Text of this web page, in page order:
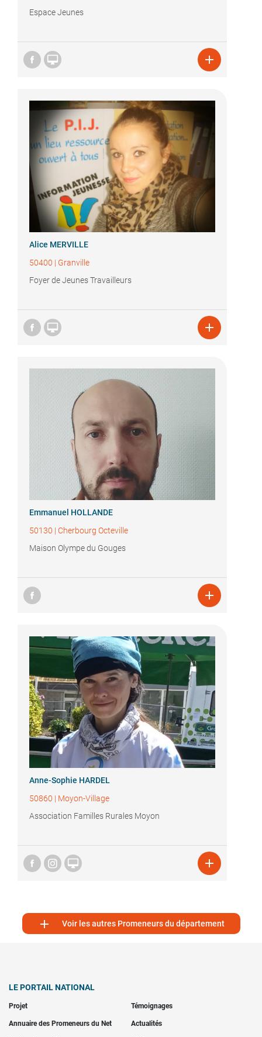
Espace Jeunes
 
Alice MERVILLE
50400 | Granville
Foyer de Jeunes Travailleurs
 
Emmanuel HOLLANDE
50130 | Cherbourg Octeville
Maison Olympe du Gouges

Anne-Sophie HARDEL
50860 | Moyon-Village
Association Familles Rurales Moyon
 
 Voir les autres Promeneurs du département
LE PORTAIL NATIONAL
Projet Témoignages
Annuaire des Promeneurs du Net Actualités